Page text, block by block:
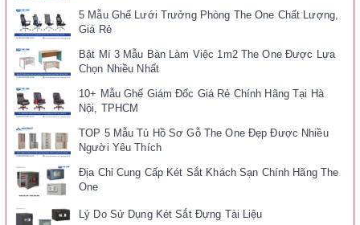
5 Mẫu Ghế Lưới Trưởng Phòng The One Chất Lượng,
Giá Rẻ
Bật Mí 3 Mẫu Bàn Làm Việc 1m2 The One Được Lựa
Chọn Nhiều Nhất
10+ Mẫu Ghế Giám Đốc Giá Rẻ Chính Hãng Tại Hà
Nội, TPHCM
TOP 5 Mẫu Tủ Hồ Sơ Gỗ The One Đẹp Được Nhiều
Người Yêu Thích
Địa Chỉ Cung Cấp Két Sắt Khách Sạn Chính Hãng The
One
Lý Do Sử Dụng Két Sắt Đựng Tài Liệu